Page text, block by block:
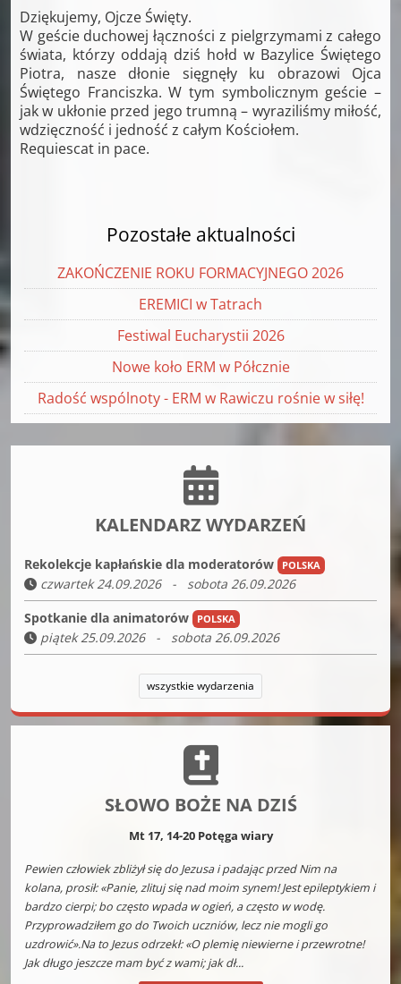
KALENDARZ WYDARZEŃ
Rekolekcje kapłańskie dla moderatorów POLSKA
czwartek 24.09.2026 - sobota 26.09.2026
Spotkanie dla animatorów
POLSKA
piątek 25.09.2026 - sobota 26.09.2026
wszystkie wydarzenia
SŁOWO BOŻE NA DZIŚ
Mt 17, 14-20 Potęga wiary
Pewien człowiek zbliżył się do Jezusa i padając przed Nim na
kolana, prosił: «Panie, zlituj się nad moim synem! Jest epileptykiem i
bardzo cierpi; bo często wpada w ogień, a często w wodę.
Przyprowadziłem go do Twoich uczniów, lecz nie mogli go
uzdrowić».Na to Jezus odrzekł: «O plemię niewierne i przewrotne!
Jak długo jeszcze mam być z wami; jak dł...
Dziękujemy, Ojcze Święty.
W geście duchowej łączności z pielgrzymami z całego
świata, którzy oddają dziś hołd w Bazylice Świętego
Piotra, nasze dłonie sięgnęły ku obrazowi Ojca
Świętego Franciszka. W tym symbolicznym geście –
jak w ukłonie przed jego trumną – wyraziliśmy miłość,
wdzięczność i jedność z całym Kościołem.
Requiescat in pace.
Pozostałe aktualności
ZAKOŃCZENIE ROKU FORMACYJNEGO 2026
EREMICI w Tatrach
Festiwal Eucharystii 2026
Nowe koło ERM w Półcznie
Radość wspólnoty - ERM w Rawiczu rośnie w siłę!